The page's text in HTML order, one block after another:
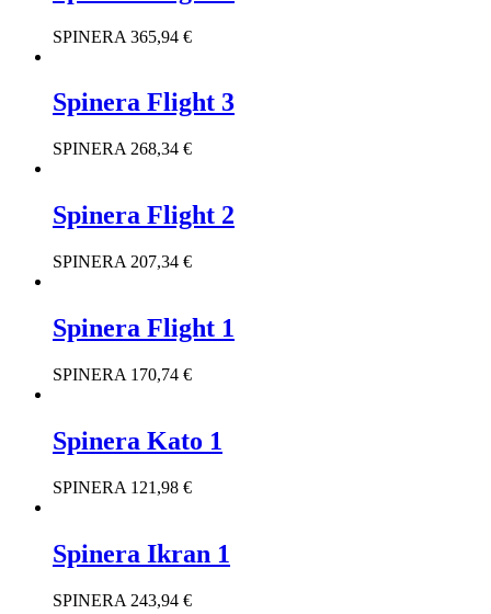
SPINERA 365,94 €
Spinera Flight 3
SPINERA 268,34 €
Spinera Flight 2
SPINERA 207,34 €
Spinera Flight 1
SPINERA 170,74 €
Spinera Kato 1
SPINERA 121,98 €
Spinera Ikran 1
SPINERA 243,94 €